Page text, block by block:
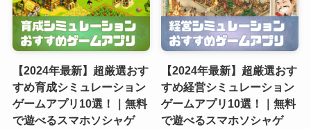
【2024年最新】超厳選おす
すめ育成シミュレーション
ゲームアプリ10選！｜無料
で遊べるスマホソシャゲ
【2024年最新】超厳選おす
すめ経営シミュレーション
ゲームアプリ10選！｜無料
で遊べるスマホソシャゲ